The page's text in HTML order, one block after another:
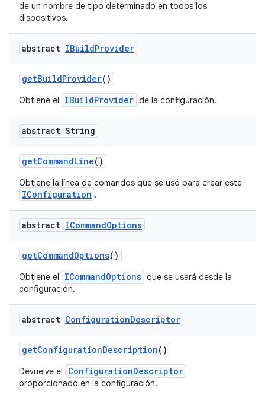
de un nombre de tipo determinado en todos los
dispositivos.
abstract IBuildProvider
getBuildProvider()
Obtiene el IBuildProvider de la configuración.
abstract String
getCommandLine()
Obtiene la línea de comandos que se usó para crear este
IConfiguration .
abstract ICommandOptions
getCommandOptions()
Obtiene el ICommandOptions que se usará desde la
configuración.
abstract ConfigurationDescriptor
getConfigurationDescription()
Devuelve el ConfigurationDescriptor
proporcionado en la configuración.